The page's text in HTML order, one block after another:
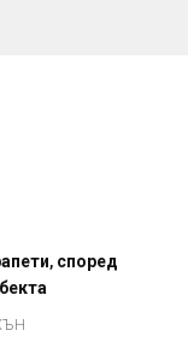
според